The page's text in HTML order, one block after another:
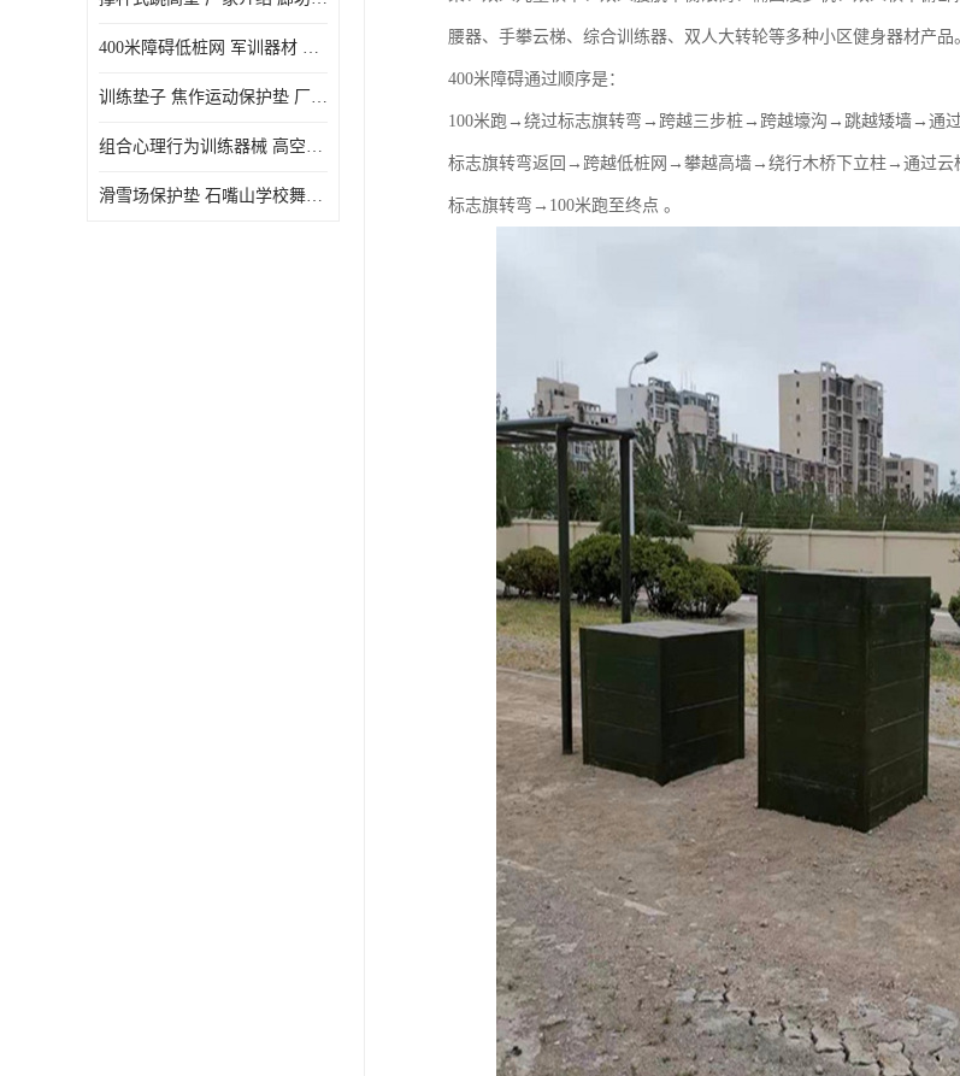
400米障碍低桩网 军训器材 厂家实物图
训练垫子 焦作运动保护垫 厂家销售
组合心理行为训练器械 高空拓展训练架 守信厂家
滑雪场保护垫 石嘴山学校舞蹈垫
腰器、手攀云梯、综合训练器、双人大转轮等多种小区健身器材产品
400米障碍通过顺序是：
100米跑→绕过标志旗转弯→跨越三步桩→跨越壕沟→跳越矮墙→
标志旗转弯返回→跨越低桩网→攀越高墙→绕行木桥下立柱→通过
标志旗转弯→100米跑至终点 。